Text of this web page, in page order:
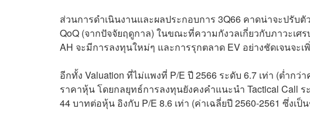
ส่วนการดำเนินงานและผลประกอบการ 3Q66 คาดน่าจะปรับ
QoQ (จากปัจจัยฤดูกาล) ในขณะที่ความกังวลเกี่ยวกับภาวะเ
AH จะมีการลงทุนใหม่ๆ และการรุกตลาด EV อย่างชัดเจนจะ
อีกทั้ง Valuation ที่ไม่แพงที่ P/E ปี 2566 ระดับ 6.7 เท่า (ต่ำก
ราคาหุ้น โดยกลยุทธ์การลงทุนยังคงคำแนะนำ Tactical Call ร
44 บาทต่อหุ้น อิงกับ P/E 8.6 เท่า (ค่าเฉลี่ยปี 2560-2561 ซึ่งเ